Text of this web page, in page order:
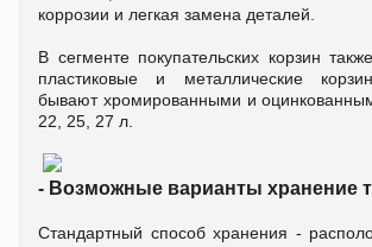
коррозии и легкая замена деталей.
В сегменте покупательских корзин
пластиковые и металлические
бывают хромированными и
22, 25, 27 л.
- Возможные варианты хранение
Стандартный способ хранения -